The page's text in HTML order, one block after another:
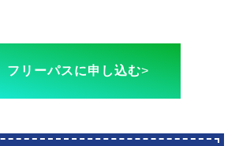
フリーパスに申し込む>